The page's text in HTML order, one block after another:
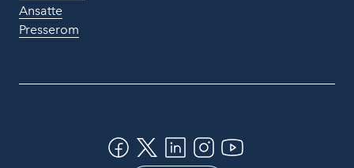
Ansatte
Presserom